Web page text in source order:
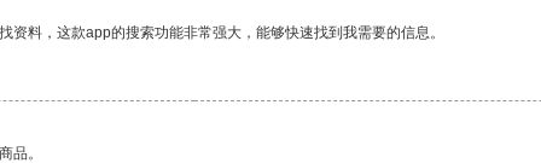
料，这款app的搜索功能非常强大，能够快速找到我需要的信息。
品。